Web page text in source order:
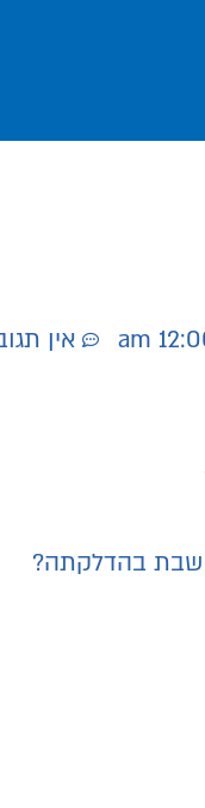
12:00 אין
שבת בהדלקתה?